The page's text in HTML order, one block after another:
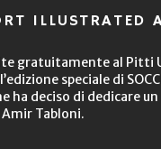
ILLUSTRATED
gratuitamente al Pitti
speciale di
ha deciso di dedicare
Tabloni.